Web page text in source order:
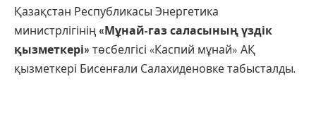
Қазақстан Республикасы Энергетика
министрлігінің «Мұнай-газ саласының үздік
қызметкері» төсбелгісі «Каспий мұнай» АҚ
қызметкері Бисенғали Салахиденовке табысталды.